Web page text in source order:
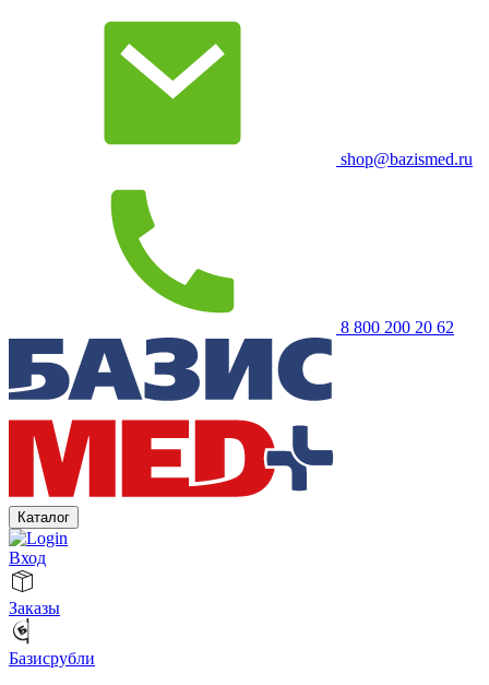
shop@bazismed.ru
8 800 200 20 62
Каталог
Вход
Заказы
Базисрубли